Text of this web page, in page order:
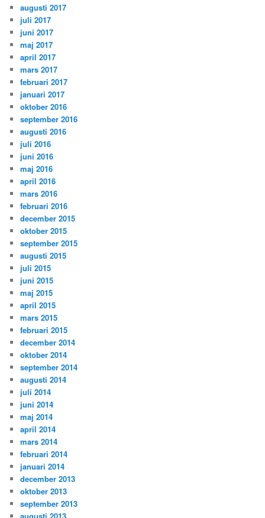
augusti 2017
juli 2017
juni 2017
maj 2017
april 2017
mars 2017
februari 2017
januari 2017
oktober 2016
september 2016
augusti 2016
juli 2016
juni 2016
maj 2016
april 2016
mars 2016
februari 2016
december 2015
oktober 2015
september 2015
augusti 2015
juli 2015
juni 2015
maj 2015
april 2015
mars 2015
februari 2015
december 2014
oktober 2014
september 2014
augusti 2014
juli 2014
juni 2014
maj 2014
april 2014
mars 2014
februari 2014
januari 2014
december 2013
oktober 2013
september 2013